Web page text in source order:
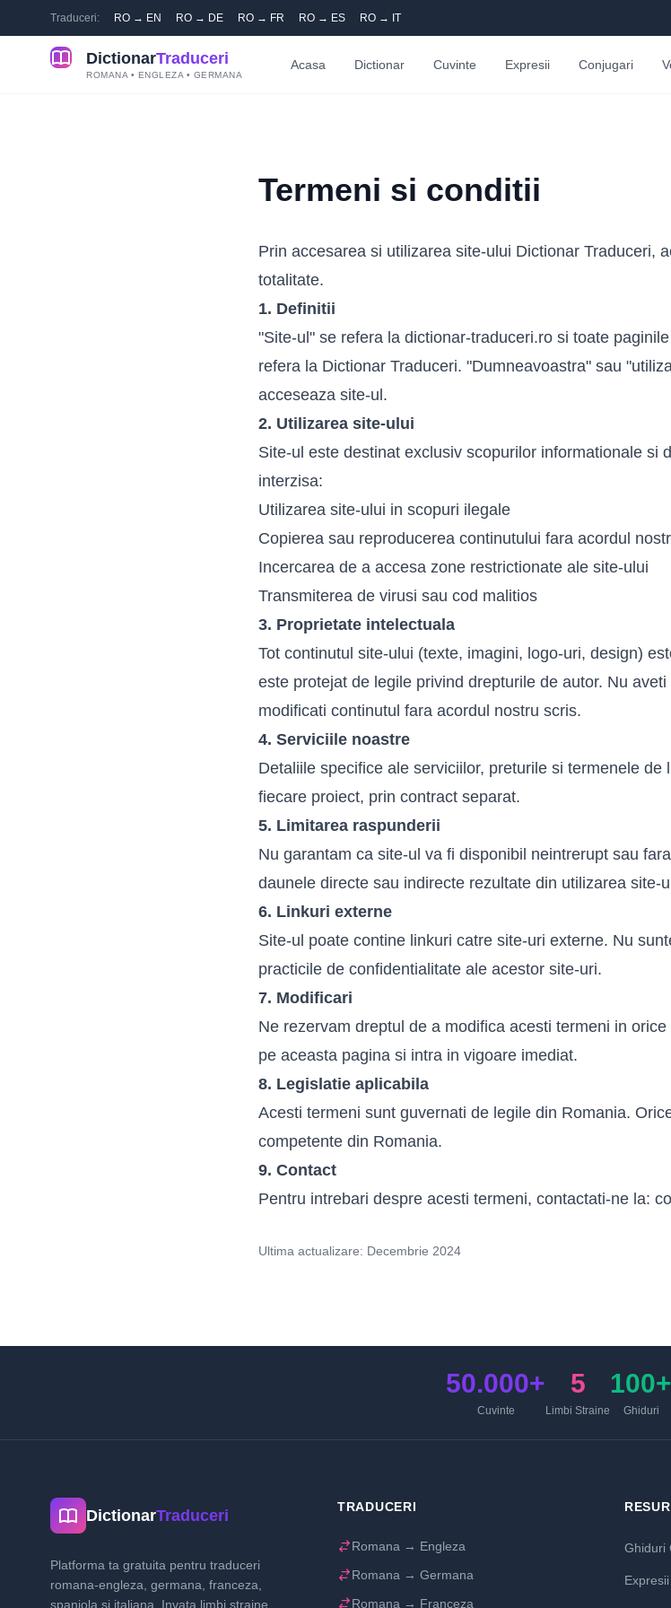
Traduceri: RO → EN RO → DE RO → FR RO → ES RO → IT
DictionarTraduceri
ROMANA • ENGLEZA • GERMANA
Acasa Dictionar Cuvinte Expresii Conjugari
Termeni si conditii
Prin accesarea si utilizarea site-ului Dictionar Traduceri,
totalitate.
1. Definitii
"Site-ul" se refera la dictionar-traduceri.ro si toate
refera la Dictionar Traduceri. "Dumneavoastra" sau
acceseaza site-ul.
2. Utilizarea site-ului
Site-ul este destinat exclusiv scopurilor informationale si
interzisa:
Utilizarea site-ului in scopuri ilegale
Copierea sau reproducerea continutului fara acordul
Incercarea de a accesa zone restrictionate ale site-ului
Transmiterea de virusi sau cod malitios
3. Proprietate intelectuala
Tot continutul site-ului (texte, imagini, logo-uri, design)
este protejat de legile privind drepturile de autor. Nu
modificati continutul fara acordul nostru scris.
4. Serviciile noastre
Detaliile specifice ale serviciilor, preturile si termenele
fiecare proiect, prin contract separat.
5. Limitarea raspunderii
Nu garantam ca site-ul va fi disponibil neintrerupt sau
daunele directe sau indirecte rezultate din utilizarea site-
6. Linkuri externe
Site-ul poate contine linkuri catre site-uri externe. Nu
practicile de confidentialitate ale acestor site-uri.
7. Modificari
Ne rezervam dreptul de a modifica acesti termeni in
pe aceasta pagina si intra in vigoare imediat.
8. Legislatie aplicabila
Acesti termeni sunt guvernati de legile din Romania.
competente din Romania.
9. Contact
Pentru intrebari despre acesti termeni, contactati-ne la:
Ultima actualizare: Decembrie 2024
50.000+
Cuvinte
5
Limbi Straine
100+
Ghiduri
DictionarTraduceri
Platforma ta gratuita pentru traduceri
romana-engleza, germana, franceza,
spaniola si italiana. Invata limbi straine
TRADUCERI
Romana → Engleza
Romana → Germana
Romana → Franceza
Ghiduri